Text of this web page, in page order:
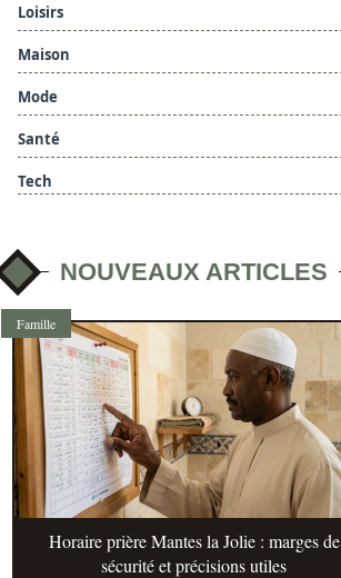
Loisirs
Maison
Mode
Santé
Tech
NOUVEAUX ARTICLES
Famille
Horaire prière Mantes la Jolie : marges de
sécurité et précisions utiles